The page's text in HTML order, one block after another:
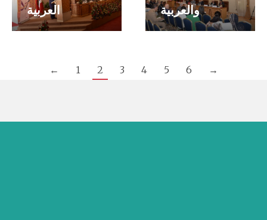
العربية
والعربية
← 1 2 3 4 5 6 →